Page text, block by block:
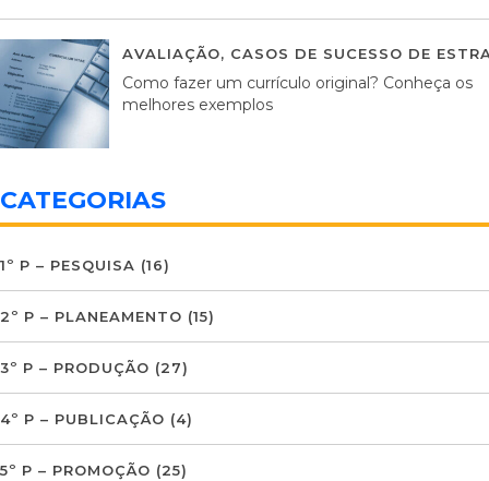
AVALIAÇÃO, CASOS DE SUCESSO DE
Como fazer um currículo original? Conheça os
melhores exemplos
CATEGORIAS
1º P – PESQUISA (16)
2º P – PLANEAMENTO (15)
3º P – PRODUÇÃO (27)
4º P – PUBLICAÇÃO (4)
5º P – PROMOÇÃO (25)